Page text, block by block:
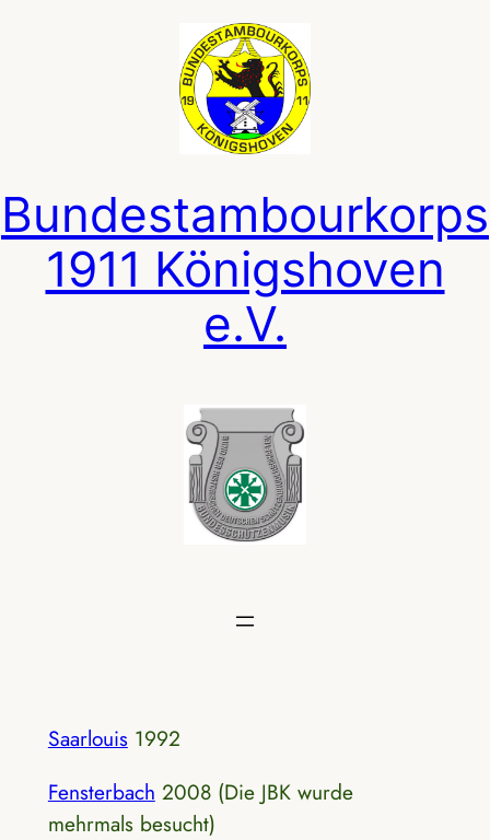
Bundestambourkorps
1911 Königshoven
e.V.
Saarlouis1992
Fensterbach 2008 (Die JBK wurde
mehrmals besucht)